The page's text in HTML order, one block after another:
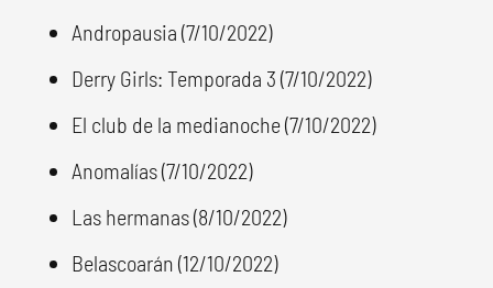
Andropausia (7/10/2022)
Derry Girls: Temporada 3 (7/10/2022)
El club de la medianoche (7/10/2022)
Anomalías (7/10/2022)
Las hermanas (8/10/2022)
Belascoarán (12/10/2022)